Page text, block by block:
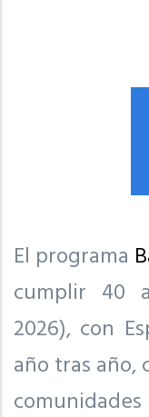
El programa
cumplir 40
2026), con
año tras año,